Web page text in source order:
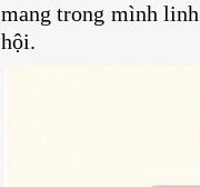
mang trong mình linh
hội.